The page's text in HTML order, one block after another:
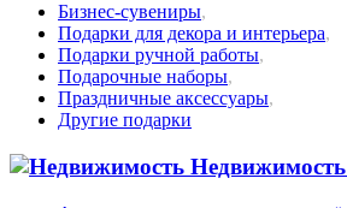
Бизнес-сувениры,
Подарки для декора и интерьера,
Подарки ручной работы,
Подарочные наборы,
Праздничные аксессуары,
Другие подарки
Недвижимость